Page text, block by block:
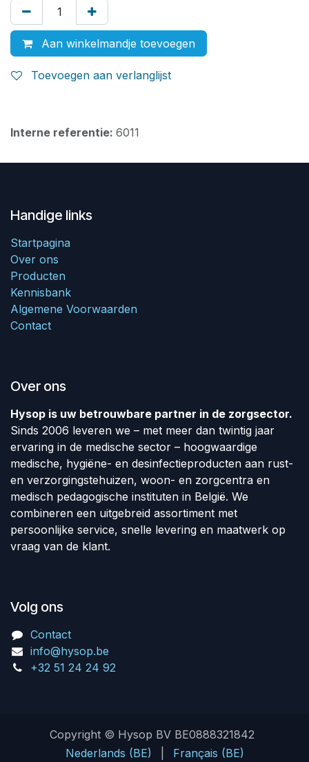
Aan winkelmandje toevoegen
Toevoegen aan verlanglijst
Interne referentie: 6011
Handige links
Startpagina
Over ons
Producten
Kennisbank
Algemene Voorwaarden
Contact
Over ons
Hysop is uw betrouwbare partner in de zorgsector.
Sinds 2006 leveren we – met meer dan twintig jaar
ervaring in de medische sector – hoogwaardige
medische, hygiëne- en desinfectieproducten aan rust-
en verzorgingstehuizen, woon- en zorgcentra en
medisch pedagogische instituten in België. We
combineren een uitgebreid assortiment met
persoonlijke service, snelle levering en maatwerk op
vraag van de klant.
Volg ons
Contact
info@hysop.be
+32 51 24 24 92
Copyright © Hysop BV BE0888321842
Nederlands (BE)
Français (BE)